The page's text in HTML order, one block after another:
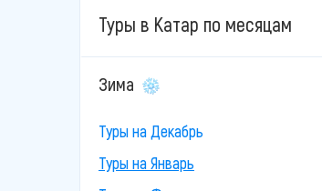
Туры в Катар по месяцам
Зима
Туры на Декабрь
Туры на Январь